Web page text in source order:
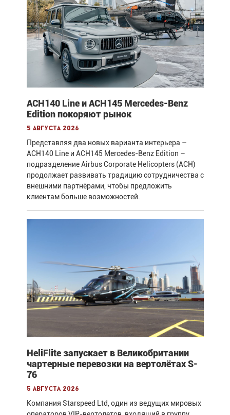
ACH140 Line и ACH145 Mercedes-Benz
Edition покоряют рынок
5 августа 2026
Представляя два новых варианта интерьера –
ACH140 Line и ACH145 Mercedes-Benz Edition –
подразделение Airbus Corporate Helicopters (ACH)
продолжает развивать традицию сотрудничества с
внешними партнёрами, чтобы предложить
клиентам больше возможностей.
HeliFlite запускает в Великобритании
чартерные перевозки на вертолётах S-
76
5 августа 2026
Компания Starspeed Ltd, один из ведущих мировых